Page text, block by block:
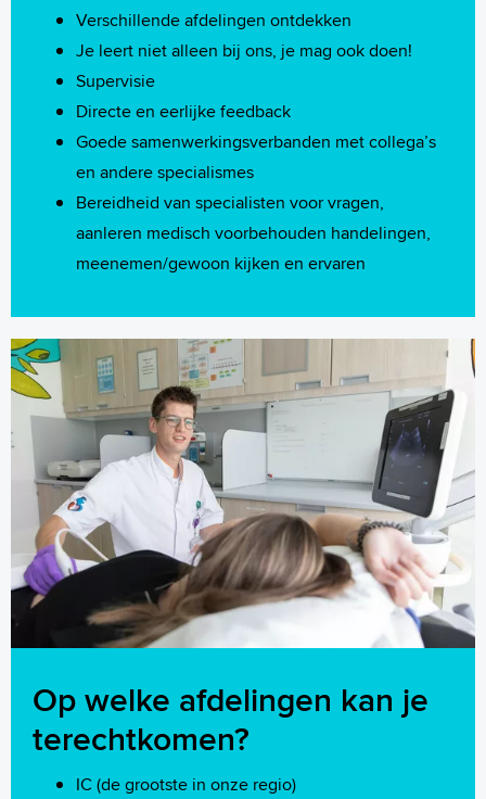
Verschillende afdelingen ontdekken
Je leert niet alleen bij ons, je mag ook doen!
Supervisie
Directe en eerlijke feedback
Goede samenwerkingsverbanden met collega’s
en andere specialismes
Bereidheid van specialisten voor vragen,
aanleren medisch voorbehouden handelingen,
meenemen/gewoon kijken en ervaren
Op welke afdelingen kan je
terechtkomen?
IC (de grootste in onze regio)